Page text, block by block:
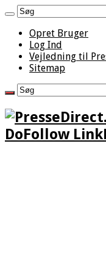
Opret Bruger
Log Ind
Vejledning til
Sitemap
DoFollow